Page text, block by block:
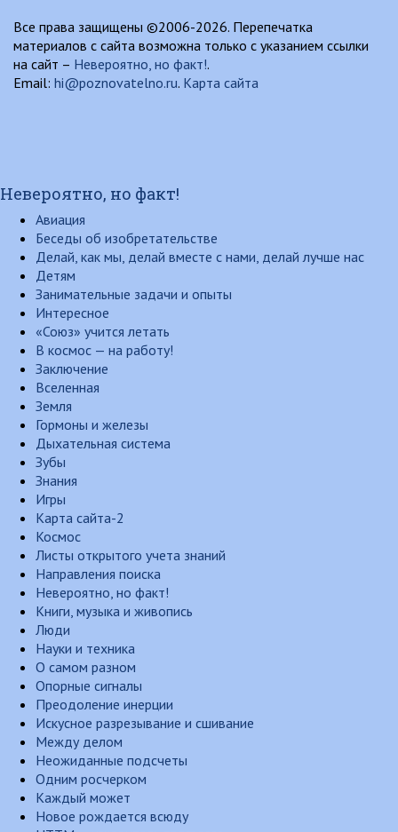
Все права защищены ©2006-2026. Перепечатка
материалов с сайта возможна только с указанием ссылки
на сайт – Невероятно, но факт!.
Email: hi@poznovatelno.ru. Карта сайта
Невероятно, но факт!
Авиация
Беседы об изобретательстве
Делай, как мы, делай вместе с нами, делай лучше нас
Детям
Занимательные задачи и опыты
Интересное
«Союз» учится летать
В космос — на работу!
Заключение
Вселенная
Земля
Гормоны и железы
Дыхательная система
Зубы
Знания
Игры
Карта сайта-2
Космос
Листы открытого учета знаний
Направления поиска
Невероятно, но факт!
Книги, музыка и живопись
Люди
Науки и техника
О самом разном
Опорные сигналы
Преодоление инерции
Искусное разрезывание и сшивание
Между делом
Неожиданные подсчеты
Одним росчерком
Каждый может
Новое рождается всюду